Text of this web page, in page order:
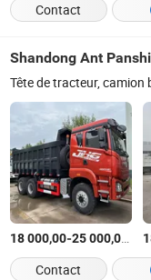
Contact
Shandong Ant
18 000,00-25 000,00
Contact